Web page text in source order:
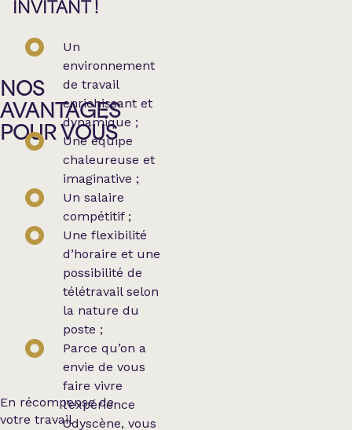
NOS
AVANTAGES
POUR VOUS
En récompense de
votre travail
INVITANT !
Un
environnement
de travail
enrichissant et
dynamique ;
Une équipe
chaleureuse et
imaginative ;
Un salaire
compétitif ;
Une flexibilité
d’horaire et une
possibilité de
télétravail selon
la nature du
poste ;
Parce qu’on a
envie de vous
faire vivre
l’expérience
Odyscène, vous